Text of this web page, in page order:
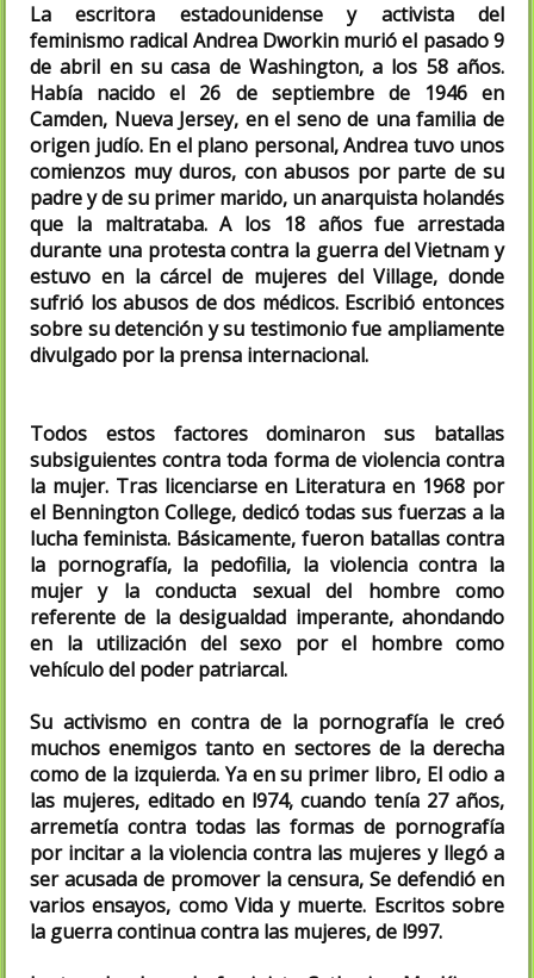
La escritora estadounidense y activista del
feminismo radical Andrea Dworkin murió el pasado 9
de abril en su casa de Washington, a los 58 años.
Había nacido el 26 de septiembre de 1946 en
Camden, Nueva Jersey, en el seno de una familia de
origen judío. En el plano personal, Andrea tuvo unos
comienzos muy duros, con abusos por parte de su
padre y de su primer marido, un anarquista holandés
que la maltrataba. A los 18 años fue arrestada
durante una protesta contra la guerra del Vietnam y
estuvo en la cárcel de mujeres del Village, donde
sufrió los abusos de dos médicos. Escribió entonces
sobre su detención y su testimonio fue ampliamente
divulgado por la prensa internacional.
Todos estos factores dominaron sus batallas
subsiguientes contra toda forma de violencia contra
la mujer. Tras licenciarse en Literatura en 1968 por
el Bennington College, dedicó todas sus fuerzas a la
lucha feminista. Básicamente, fueron batallas contra
la pornografía, la pedofilia, la violencia contra la
mujer y la conducta sexual del hombre como
referente de la desigualdad imperante, ahondando
en la utilización del sexo por el hombre como
vehículo del poder patriarcal.
Su activismo en contra de la pornografía le creó
muchos enemigos tanto en sectores de la derecha
como de la izquierda. Ya en su primer libro, El odio a
las mujeres, editado en l974, cuando tenía 27 años,
arremetía contra todas las formas de pornografía
por incitar a la violencia contra las mujeres y llegó a
ser acusada de promover la censura, Se defendió en
varios ensayos, como Vida y muerte. Escritos sobre
la guerra continua contra las mujeres, de l997.